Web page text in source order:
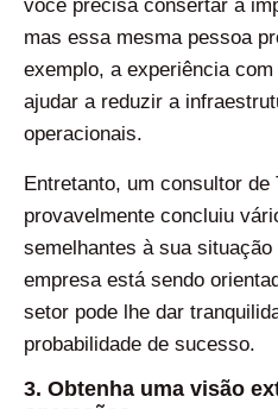
você precisa consertar a
mas essa mesma pessoa
exemplo, a experiência
ajudar a reduzir a
operacionais.
Entretanto, um consultor de
provavelmente concluiu
semelhantes à sua
empresa está sendo
setor pode lhe dar
probabilidade de sucesso.
3. Obtenha uma visão